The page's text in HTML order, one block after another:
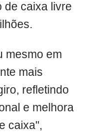
de caixa livre
mesmo em
mais
refletindo
e melhora
caixa",